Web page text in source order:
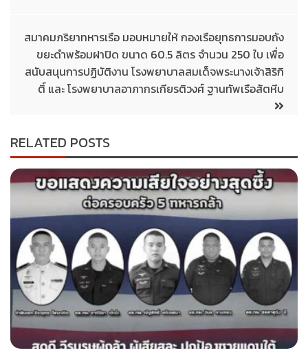
สมาคมภริยาทหารเรือ มอบหมายให้ กองเรือยุทธการมอบถัง
ขยะดำพร้อมฝาปิด ขนาด 60.5 ลิตร จำนวน 250 ใบ เพื่อ
สนับสนุนการปฏิบัติงาน โรงพยาบาลสมเด็จพระนางเจ้าสิริกิ
ติ์ และ โรงพยาบาลอาภากรเกียรติวงศ์ ฐานทัพเรือสัตหีบ
RELATED POSTS